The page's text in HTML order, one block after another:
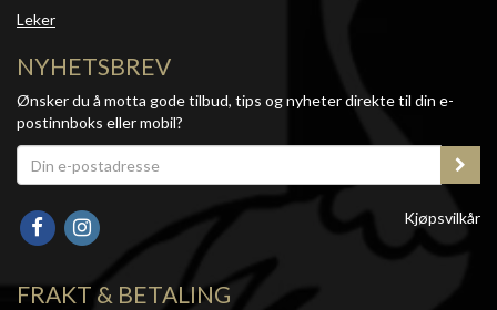
Leker
NYHETSBREV
Ønsker du å motta gode tilbud, tips og nyheter direkte til din e-
postinnboks eller mobil?
Kjøpsvilkår
FRAKT & BETALING